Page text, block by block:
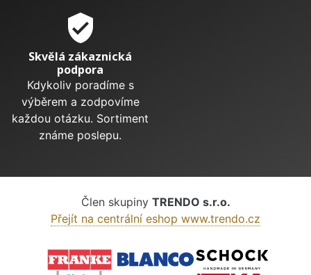
verified_user
Skvělá zákaznická
podpora
Kdykoliv poradíme s
výběrem a zodpovíme
každou otázku. Sortiment
známe poslepu.
Člen skupiny TRENDO s.r.o.
Přejít na centrální eshop www.trendo.cz